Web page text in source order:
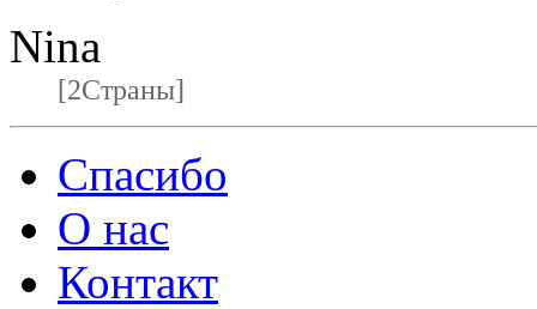
Nina
[2Страны]
Спасибо
О нас
Контакт